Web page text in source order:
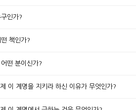
인가?
책인가?
나님은 어떤 분이신가?
[소요리문답] [제 52 문] 제 이 계명을 지키라 하신 이유가 무엇인가?